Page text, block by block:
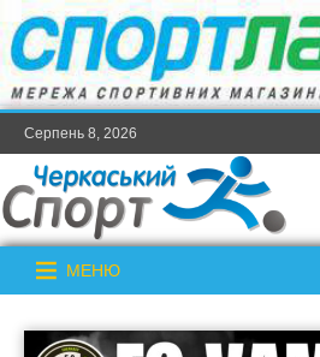
Серпень 8, 2026
МЕНЮ